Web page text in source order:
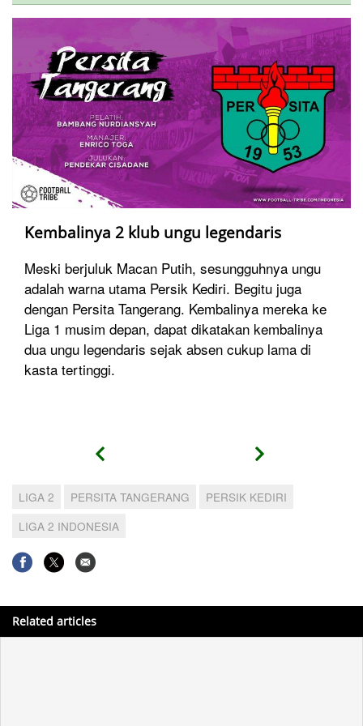
Kembalinya 2 klub ungu legendaris
Meski berjuluk Macan Putih, sesungguhnya ungu
adalah warna utama Persik Kediri. Begitu juga
dengan Persita Tangerang. Kembalinya mereka ke
Liga 1 musim depan, dapat dikatakan kembalinya
dua ungu legendaris sejak absen cukup lama di
kasta tertinggi.
LIGA 2 PERSITA TANGERANG
PERSIK KEDIRI
LIGA 2 INDONESIA
Related articles